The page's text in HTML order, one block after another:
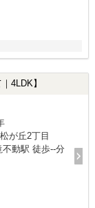
4LDK】
が丘2丁目
動駅 徒歩--分